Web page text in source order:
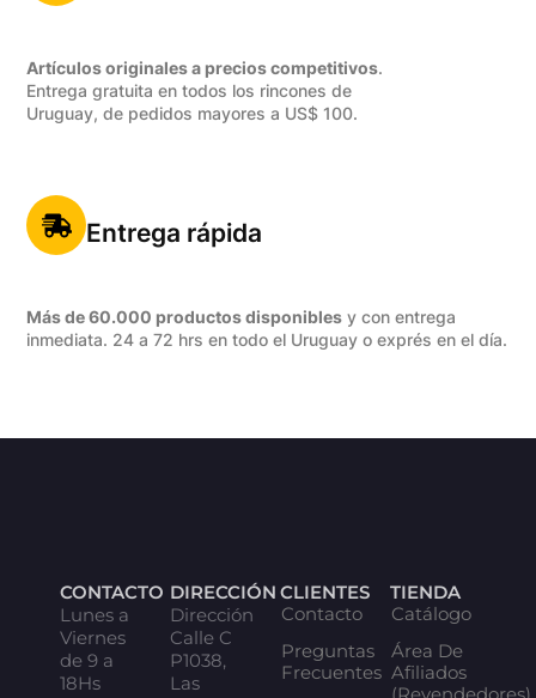
Artículos originales a precios competitivos.
Entrega gratuita en todos los rincones de
Uruguay, de pedidos mayores a US$ 100.
Entrega rápida
Más de 60.000 productos disponibles y con entrega
inmediata. 24 a 72 hrs en todo el Uruguay o exprés en el día.
CONTACTO
Lunes a
Viernes
de 9 a
18Hs
DIRECCIÓN
Dirección
Calle C
P1038,
Las
CLIENTES
Contacto
Preguntas
Frecuentes
TIENDA
Catálogo
Área De
Afiliados
(Revendedores)